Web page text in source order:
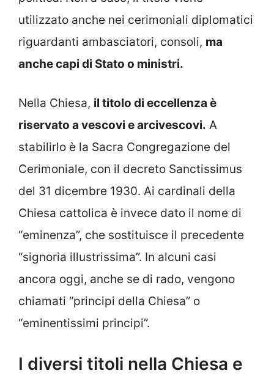
utilizzato anche nei cerimoniali diplomatici
riguardanti ambasciatori, consoli, ma
anche capi di Stato o ministri.
Nella Chiesa, il titolo di eccellenza è
riservato a vescovi e arcivescovi. A
stabilirlo è la Sacra Congregazione del
Cerimoniale, con il decreto Sanctissimus
del 31 dicembre 1930. Ai cardinali della
Chiesa cattolica è invece dato il nome di
“eminenza”, che sostituisce il precedente
“signoria illustrissima”. In alcuni casi
ancora oggi, anche se di rado, vengono
chiamati “principi della Chiesa” o
“eminentissimi principi”.
I diversi titoli nella Chiesa e